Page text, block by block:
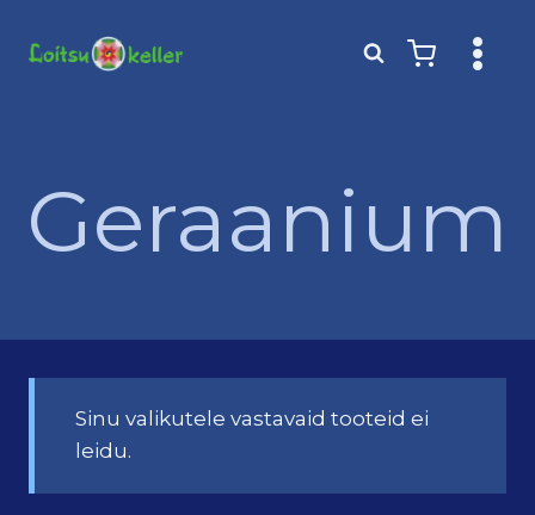
Geraanium
Sinu valikutele vastavaid tooteid ei
leidu.